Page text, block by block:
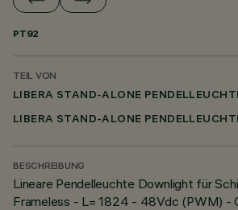
PT92
TEIL VON
LIBERA STAND-ALONE
BESCHREIBUNG
Lineare Pendelleuchte Downlight für
Frameless - L= 1824 - 48Vdc (PWM) -